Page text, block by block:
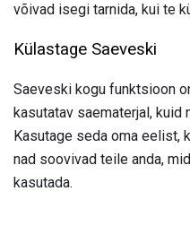
võivad isegi tarnida, kui te
Külastage Saeveski
Saeveski kogu funktsioon
kasutatav saematerjal, kuid
Kasutage seda oma eelist,
nad soovivad teile anda,
kasutada.